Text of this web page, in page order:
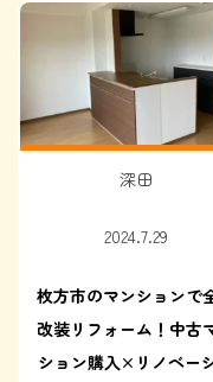
深田
2024.7.29
枚方市のマンションで
改装リフォーム！中古
ション購入×リノベー